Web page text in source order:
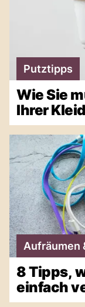
Putztipps
Wie Sie
Ihrer
Aufräumen
8 Tipps,
einfach